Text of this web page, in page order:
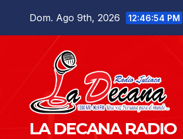
Dom. Ago 9th, 2026 12:46:55 PM
LA DECANA RADIO